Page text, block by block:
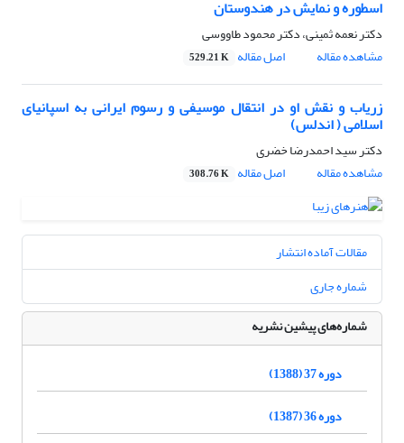
اسطوره و نمایش در هندوستان
دکتر نعمه ثمینی، دکتر محمود طاووسی
مشاهده مقاله
اصل مقاله 529.21 K
زریاب و نقش او در انتقال موسیفی و رسوم ایرانی به اسپانیای
اسلامی ( اندلس)
دکتر سید احمدرضا خضری
مشاهده مقاله
اصل مقاله 308.76 K
مقالات آماده انتشار
شماره جاری
شماره‌های پیشین نشریه
دوره 37 (1388)
دوره 36 (1387)